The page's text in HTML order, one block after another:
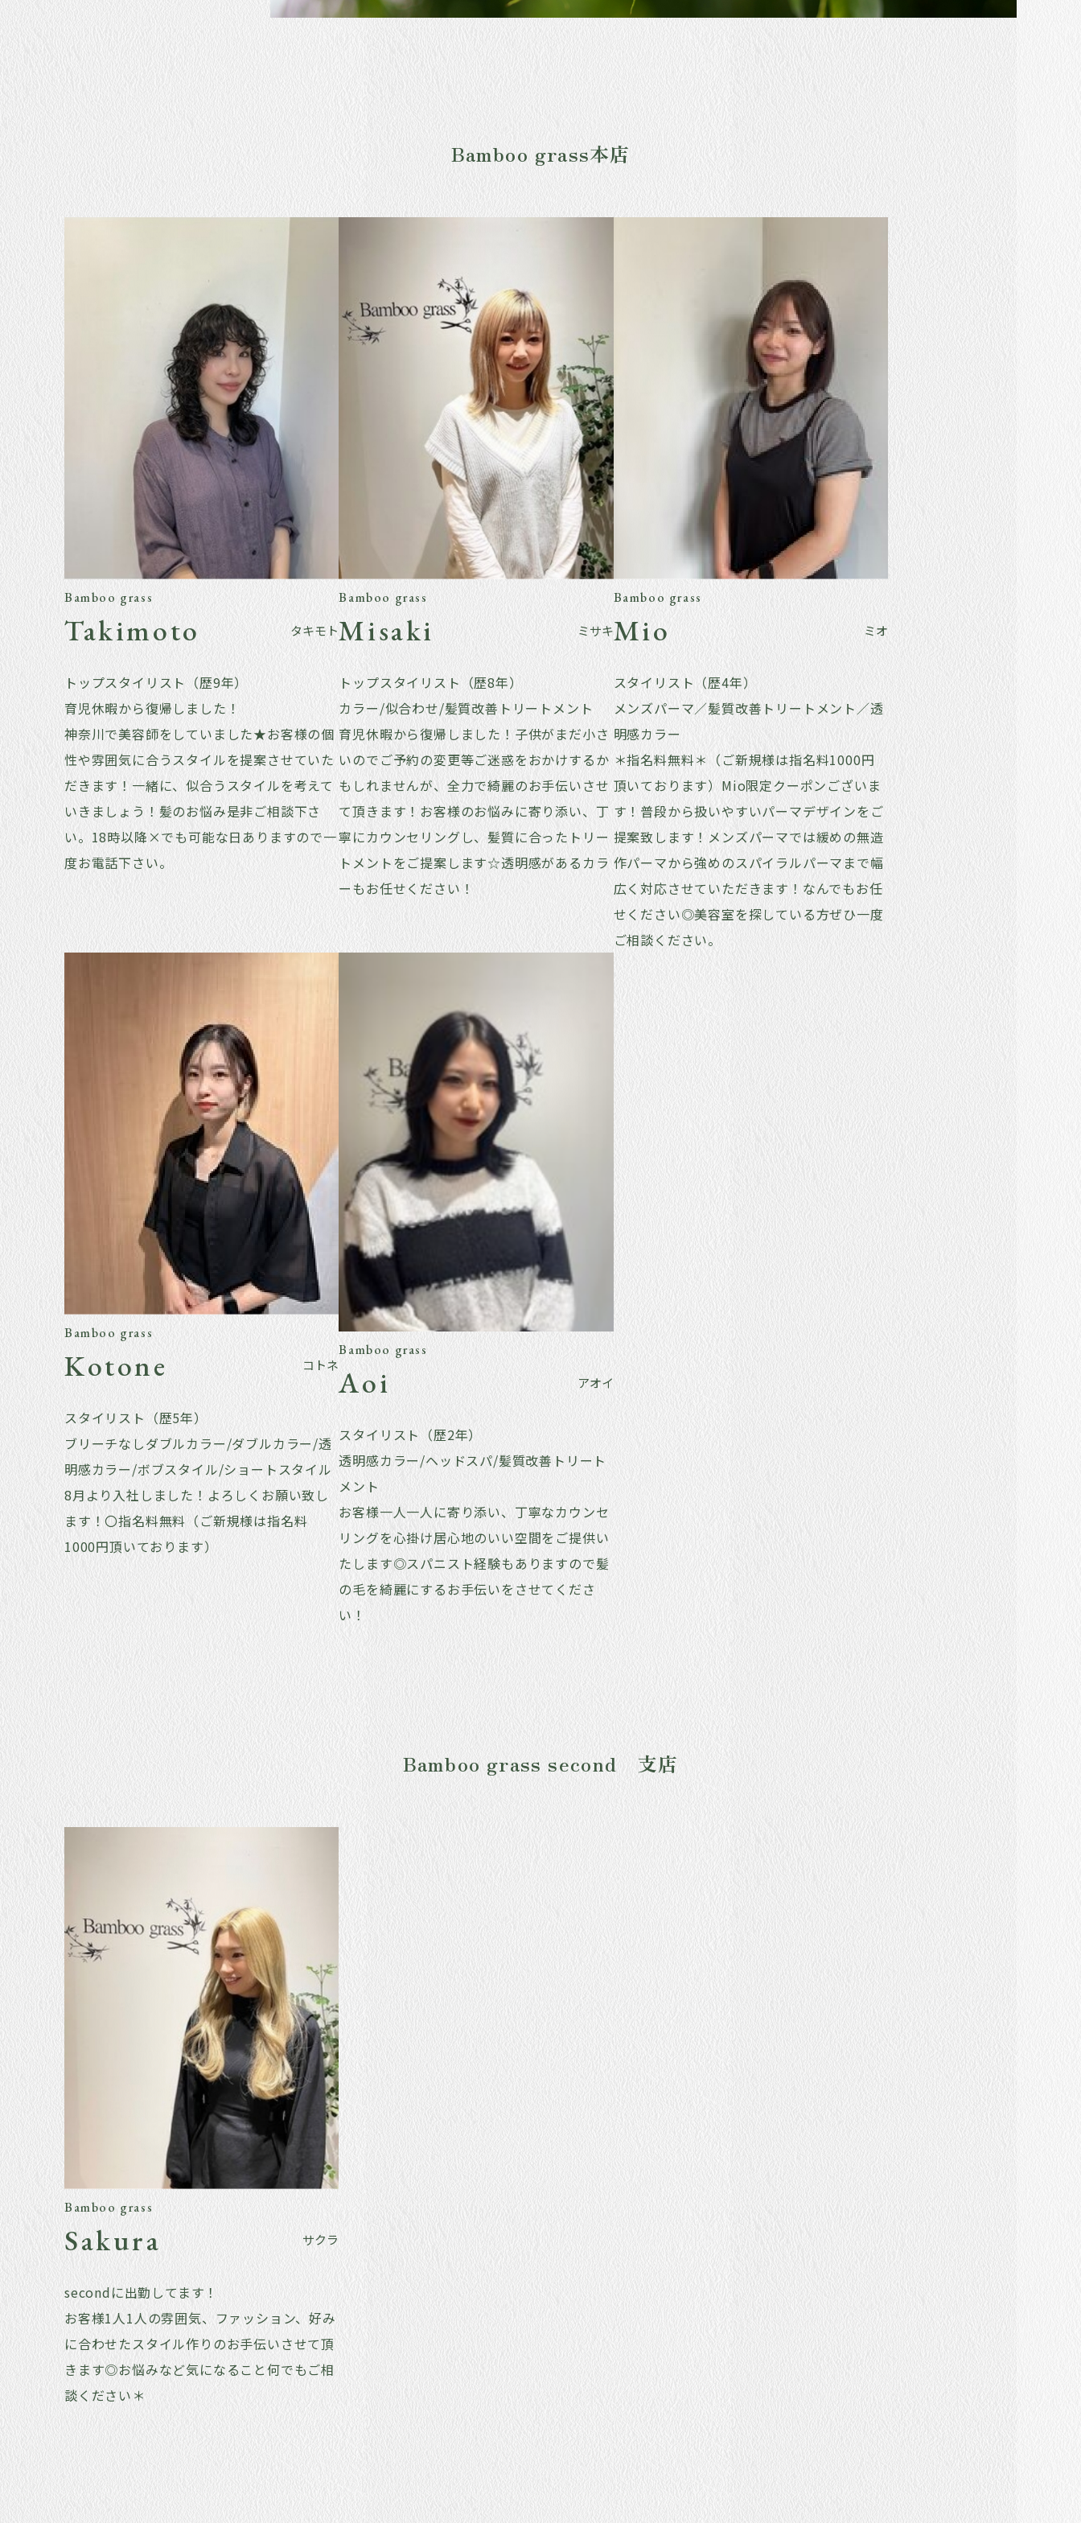
Bamboo grass本店
Bamboo grass
Takimoto タキモト
トップスタイリスト（歴9年）
育児休暇から復帰しました！
神奈川で美容師をしていました★お客様の個
性や雰囲気に合うスタイルを提案させていた
だきます！一緒に、似合うスタイルを考えて
いきましょう！髪のお悩み是非ご相談下さ
い。18時以降×でも可能な日ありますので一
度お電話下さい。
Bamboo grass
Misaki ミサキ
トップスタイリスト（歴8年）
カラー/似合わせ/髪質改善トリートメント
育児休暇から復帰しました！子供がまだ小さ
いのでご予約の変更等ご迷惑をおかけするか
もしれませんが、全力で綺麗のお手伝いさせ
て頂きます！お客様のお悩みに寄り添い、丁
寧にカウンセリングし、髪質に合ったトリー
トメントをご提案します☆透明感があるカラ
ーもお任せください！
Bamboo grass
Mio ミオ
スタイリスト（歴4年）
メンズパーマ／髪質改善トリートメント／透
明感カラー
＊指名料無料＊（ご新規様は指名料1000円
頂いております）Mio限定クーポンございま
す！普段から扱いやすいパーマデザインをご
提案致します！メンズパーマでは緩めの無造
作パーマから強めのスパイラルパーマまで幅
広く対応させていただきます！なんでもお任
せください◎美容室を探している方ぜひ一度
ご相談ください。
Bamboo grass
Kotone コトネ
スタイリスト（歴5年）
ブリーチなしダブルカラー/ダブルカラー/透
明感カラー/ボブスタイル/ショートスタイル
8月より入社しました！よろしくお願い致し
ます！〇指名料無料（ご新規様は指名料
1000円頂いております）
Bamboo grass
Aoi アオイ
スタイリスト（歴2年）
透明感カラー/ヘッドスパ/髪質改善トリート
メント
お客様一人一人に寄り添い、丁寧なカウンセ
リングを心掛け居心地のいい空間をご提供い
たします◎スパニスト経験もありますので髪
の毛を綺麗にするお手伝いをさせてくださ
い！
Bamboo grass second 支店
Bamboo grass
Sakura サクラ
secondに出勤してます！
お客様1人1人の雰囲気、ファッション、好み
に合わせたスタイル作りのお手伝いさせて頂
きます◎お悩みなど気になること何でもご相
談ください＊